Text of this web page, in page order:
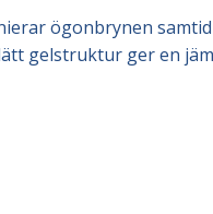
ögonbrynen
gelstruktur ger en